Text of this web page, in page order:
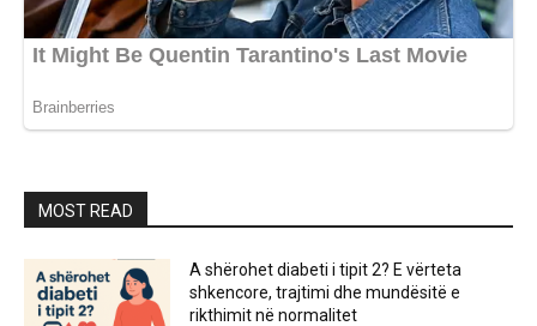
MOST READ
A shërohet diabeti i tipit 2? E vërteta
shkencore, trajtimi dhe mundësitë e
rikthimit në normalitet